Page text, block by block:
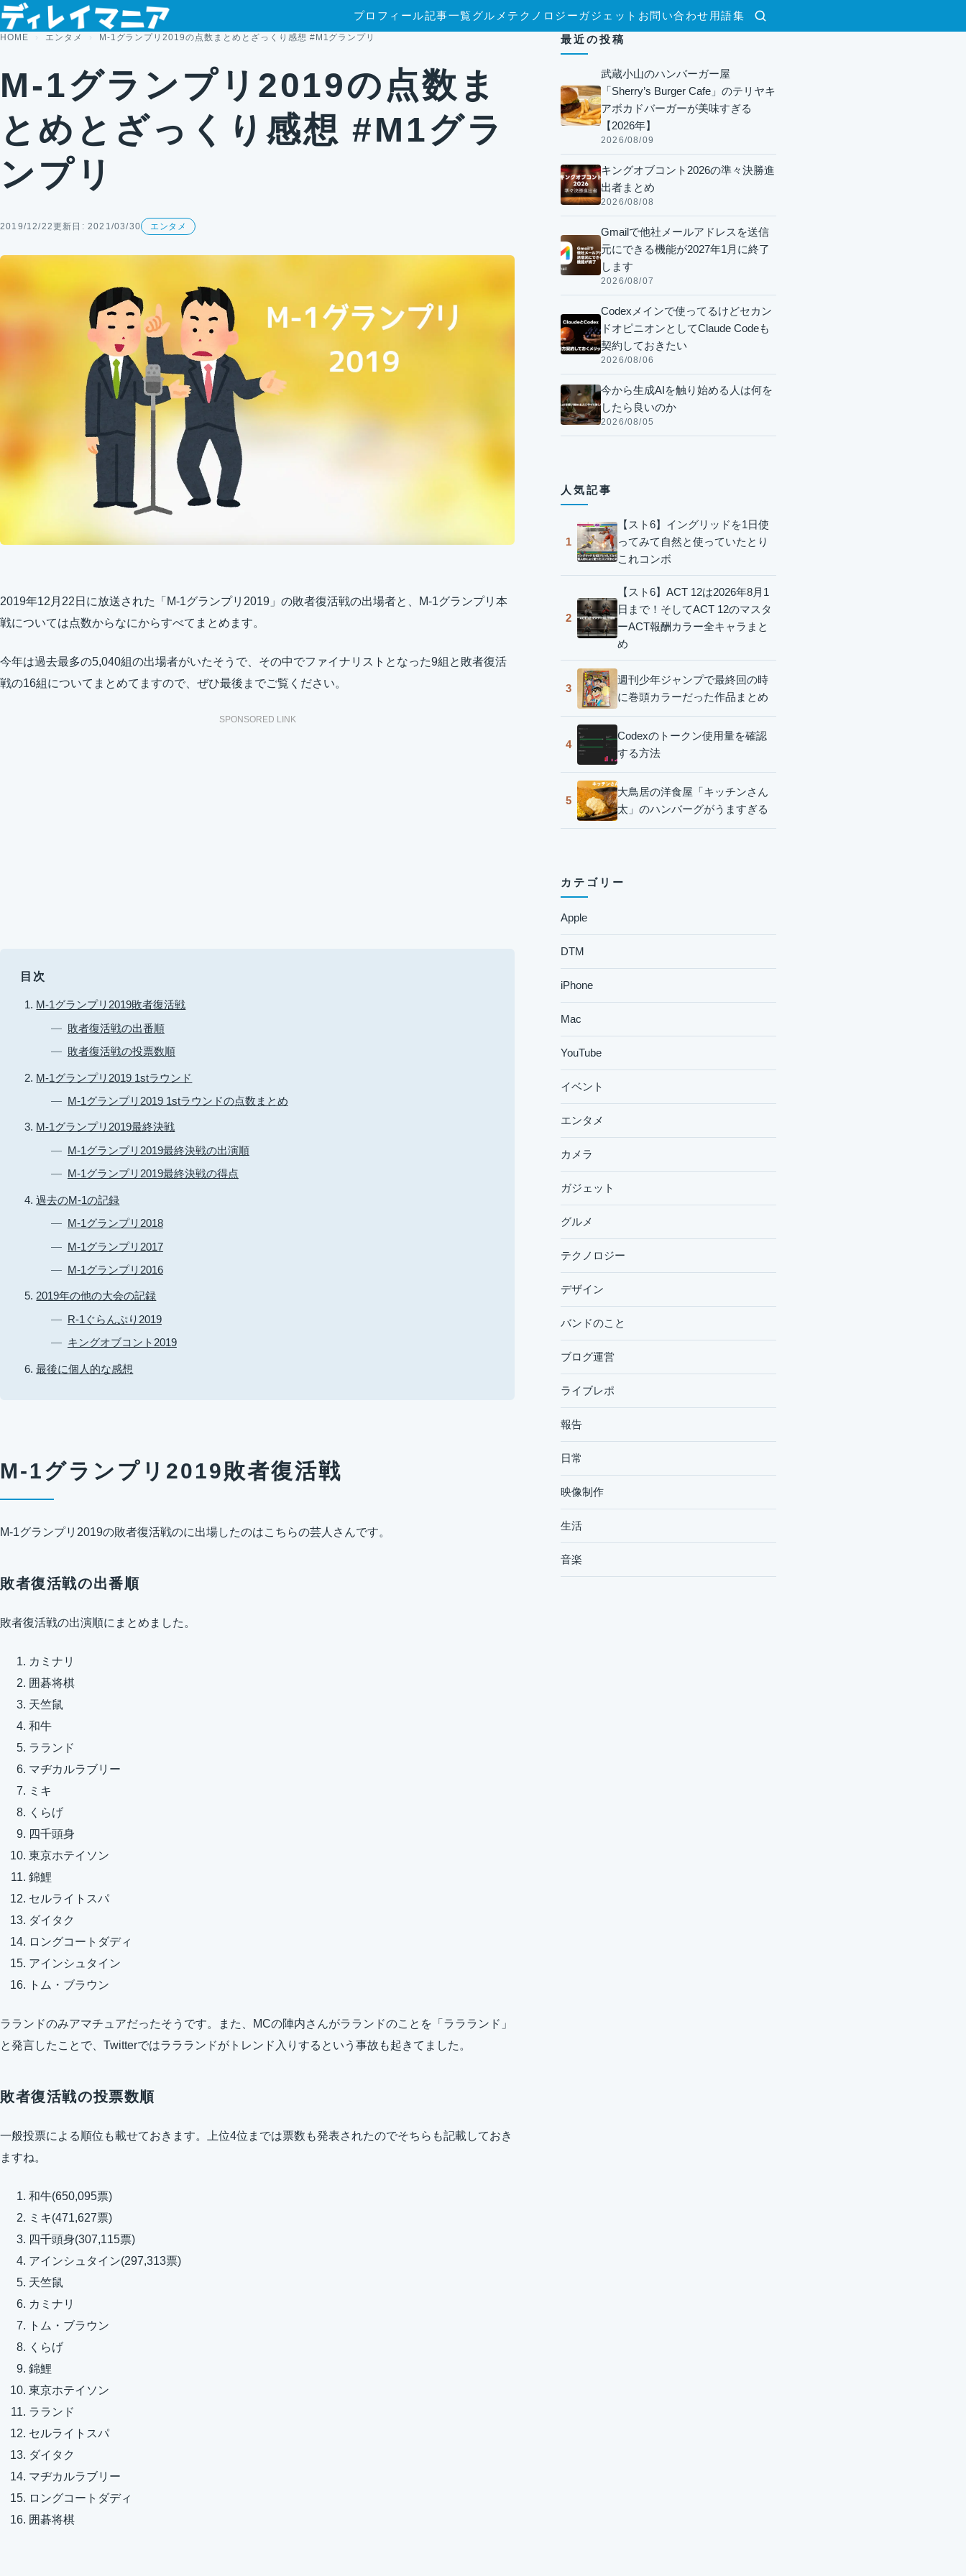
コンテンツへスキップ
検索
プロフィール記事一覧グルメ テクノロジー ガジェット お問い合わせ 用語集
HOME エンタメ M-1グランプリ2019の点数まとめとざっくり感想 #M1グランプリ
M-1グランプリ2019の点数ま
とめとざっくり感想 #M1グラ
ンプリ
2019/12/22更新日: 2021/03/30 エンタメ
2019年12月22日に放送された「M-1グランプリ2019」の敗者復活戦の出場者と、M-1グランプリ本
戦については点数からなにからすべてまとめます。
今年は過去最多の5,040組の出場者がいたそうで、その中でファイナリストとなった9組と敗者復活
戦の16組についてまとめてますので、ぜひ最後までご覧ください。
SPONSORED LINK
目次
M-1グランプリ2019敗者復活戦
敗者復活戦の出番順
敗者復活戦の投票数順
M-1グランプリ2019 1stラウンド
M-1グランプリ2019 1stラウンドの点数まとめ
M-1グランプリ2019最終決戦
M-1グランプリ2019最終決戦の出演順
M-1グランプリ2019最終決戦の得点
過去のM-1の記録
M-1グランプリ2018
M-1グランプリ2017
M-1グランプリ2016
2019年の他の大会の記録
R-1ぐらんぷり2019
キングオブコント2019
最後に個人的な感想
M-1グランプリ2019敗者復活戦
M-1グランプリ2019の敗者復活戦のに出場したのはこちらの芸人さんです。
敗者復活戦の出番順
敗者復活戦の出演順にまとめました。
カミナリ
囲碁将棋
天竺鼠
和牛
ラランド
マヂカルラブリー
ミキ
くらげ
四千頭身
東京ホテイソン
錦鯉
セルライトスパ
ダイタク
ロングコートダディ
アインシュタイン
トム・ブラウン
ラランドのみアマチュアだったそうです。また、MCの陣内さんがラランドのことを「ララランド」
と発言したことで、Twitterではララランドがトレンド入りするという事故も起きてました。
敗者復活戦の投票数順
一般投票による順位も載せておきます。上位4位までは票数も発表されたのでそちらも記載しておき
ますね。
和牛(650,095票)
ミキ(471,627票)
四千頭身(307,115票)
アインシュタイン(297,313票)
天竺鼠
カミナリ
トム・ブラウン
くらげ
錦鯉
東京ホテイソン
ラランド
セルライトスパ
ダイタク
マヂカルラブリー
ロングコートダディ
囲碁将棋
最近の投稿
武蔵小山のハンバーガー屋
「Sherry’s Burger Cafe」のテリヤキ
アボカドバーガーが美味すぎる
【2026年】
2026/08/09
キングオブコント2026の準々決勝進
出者まとめ
2026/08/08
Gmailで他社メールアドレスを送信
元にできる機能が2027年1月に終了
します
2026/08/07
Codexメインで使ってるけどセカン
ドオピニオンとしてClaude Codeも
契約しておきたい
2026/08/06
今から生成AIを触り始める人は何を
したら良いのか
2026/08/05
人気記事
1
【スト6】イングリッドを1日使
ってみて自然と使っていたとり
これコンボ
2
【スト6】ACT 12は2026年8月1
日まで！そしてACT 12のマスタ
ーACT報酬カラー全キャラまと
め
3
週刊少年ジャンプで最終回の時
に巻頭カラーだった作品まとめ
4
Codexのトークン使用量を確認
する方法
5
大鳥居の洋食屋「キッチンさん
太」のハンバーグがうますぎる
カテゴリー
Apple
DTM
iPhone
Mac
YouTube
イベント
エンタメ
カメラ
ガジェット
グルメ
テクノロジー
デザイン
バンドのこと
ブログ運営
ライブレポ
報告
日常
映像制作
生活
音楽